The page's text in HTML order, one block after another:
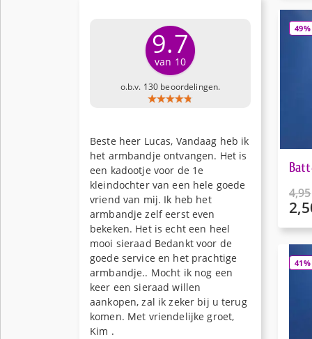
9.7
van 10
o.b.v. 130 beoordelingen.
Beste heer Lucas, Vandaag heb ik
het armbandje ontvangen. Het is
een kadootje voor de 1e
kleindochter van een hele goede
vriend van mij. Ik heb het
armbandje zelf eerst even
bekeken. Het is echt een heel
mooi sieraad Bedankt voor de
goede service en het prachtige
armbandje.. Mocht ik nog een
keer een sieraad willen
aankopen, zal ik zeker bij u terug
komen. Met vriendelijke groet,
Kim .
is:
49%
4,95
is:
41%